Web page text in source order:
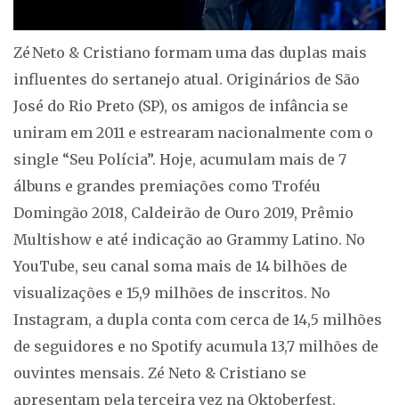
Zé Neto & Cristiano formam uma das duplas mais
influentes do sertanejo atual. Originários de São
José do Rio Preto (SP), os amigos de infância se
uniram em 2011 e estrearam nacionalmente com o
single “Seu Polícia”. Hoje, acumulam mais de 7
álbuns e grandes premiações como Troféu
Domingão 2018, Caldeirão de Ouro 2019, Prêmio
Multishow e até indicação ao Grammy Latino. No
YouTube, seu canal soma mais de 14 bilhões de
visualizações e 15,9 milhões de inscritos. No
Instagram, a dupla conta com cerca de 14,5 milhões
de seguidores e no Spotify acumula 13,7 milhões de
ouvintes mensais. Zé Neto & Cristiano se
apresentam pela terceira vez na Oktoberfest.